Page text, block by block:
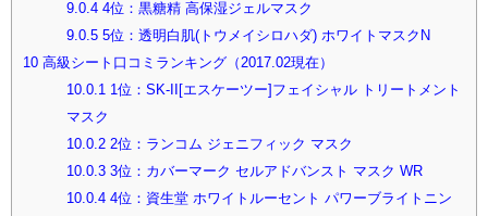
9.0.44位：黒糖精 高保湿ジェルマスク
9.0.55位：透明白肌(トウメイシロハダ) ホワイトマスクN
10 高級シート口コミランキング（2017.02現在）
10.0.11位：SK-II[エスケーツー]フェイシャル トリートメント
マスク
10.0.22位：ランコム ジェニフィック マスク
10.0.33位：カバーマーク セルアドバンスト マスク WR
10.0.44位：資生堂 ホワイトルーセント パワーブライトニン